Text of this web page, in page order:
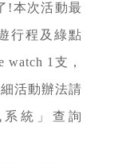
!本次活動最
行程及綠點
1支，
活動辦法請
統」查詢